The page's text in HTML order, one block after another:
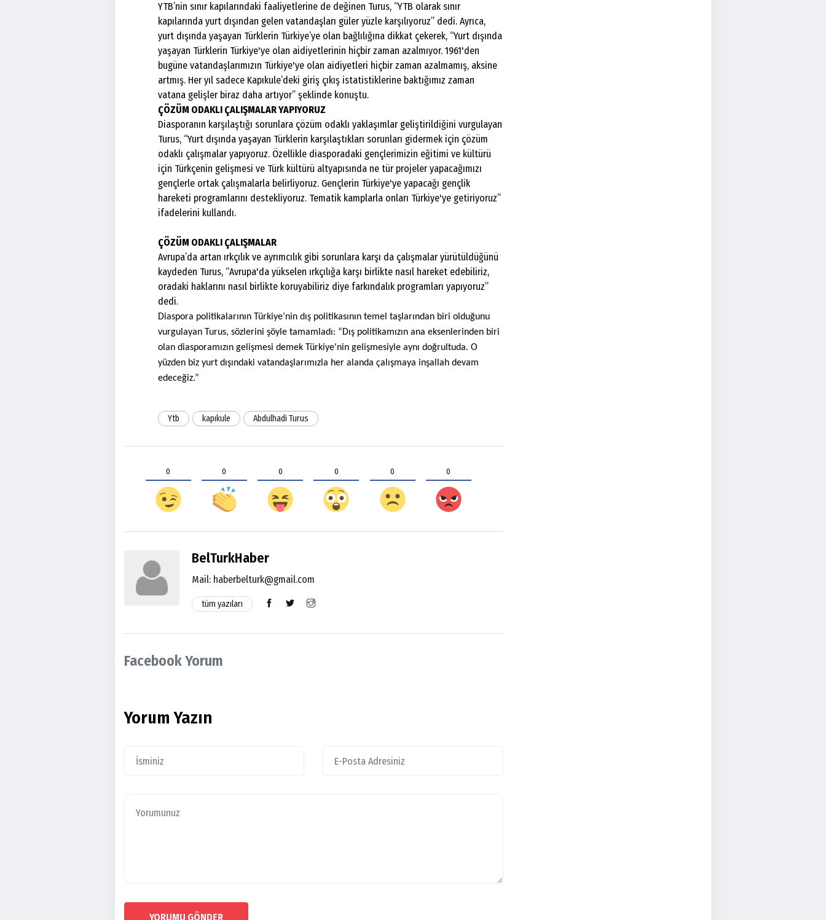
YTB’nin sınır kapılarındaki faaliyetlerine de değinen Turus, “YTB olarak sınır
kapılarında yurt dışından gelen vatandaşları güler yüzle karşılıyoruz” dedi. Ayrıca,
yurt dışında yaşayan Türklerin Türkiye’ye olan bağlılığına dikkat çekerek, “Yurt dışında
yaşayan Türklerin Türkiye'ye olan aidiyetlerinin hiçbir zaman azalmıyor. 1961'den
bugüne vatandaşlarımızın Türkiye'ye olan aidiyetleri hiçbir zaman azalmamış, aksine
artmış. Her yıl sadece Kapıkule’deki giriş çıkış istatistiklerine baktığımız zaman
vatana gelişler biraz daha artıyor” şeklinde konuştu.
ÇÖZÜM ODAKLI ÇALIŞMALAR YAPIYORUZ
Diasporanın karşılaştığı sorunlara çözüm odaklı yaklaşımlar geliştirildiğini vurgulayan
Turus, “Yurt dışında yaşayan Türklerin karşılaştıkları sorunları gidermek için çözüm
odaklı çalışmalar yapıyoruz. Özellikle diasporadaki gençlerimizin eğitimi ve kültürü
için Türkçenin gelişmesi ve Türk kültürü altyapısında ne tür projeler yapacağımızı
gençlerle ortak çalışmalarla belirliyoruz. Gençlerin Türkiye'ye yapacağı gençlik
hareketi programlarını destekliyoruz. Tematik kamplarla onları Türkiye'ye getiriyoruz”
ifadelerini kullandı.
ÇÖZÜM ODAKLI ÇALIŞMALAR
Avrupa’da artan ırkçılık ve ayrımcılık gibi sorunlara karşı da çalışmalar yürütüldüğünü
kaydeden Turus, “Avrupa'da yükselen ırkçılığa karşı birlikte nasıl hareket edebiliriz,
oradaki haklarını nasıl birlikte koruyabiliriz diye farkındalık programları yapıyoruz”
dedi.
Diaspora politikalarının Türkiye’nin dış politikasının temel taşlarından biri olduğunu
vurgulayan Turus, sözlerini şöyle tamamladı: “Dış politikamızın ana eksenlerinden biri
olan diasporamızın gelişmesi demek Türkiye'nin gelişmesiyle aynı doğrultuda. O
yüzden biz yurt dışındaki vatandaşlarımızla her alanda çalışmaya inşallah devam
edeceğiz.”
Ytb kapıkule Abdulhadi Turus
0 0 0 0 0 0
BelTurkHaber
Mail: haberbelturk@gmail.com
tüm yazıları
Facebook Yorum
Yorum Yazın
YORUMU GÖNDER